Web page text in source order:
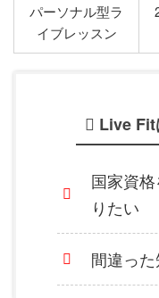
パーソナル型ラ
イブレッスン
Live Fit
国家資
りたい
間違っ